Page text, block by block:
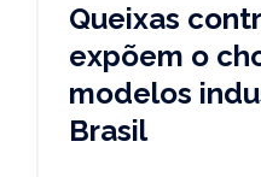
Queixas
expõem o
modelos
Brasil